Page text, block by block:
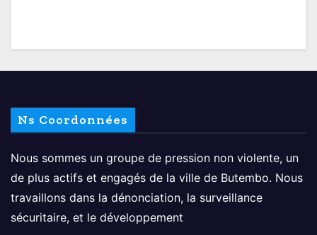
Ns Coordonnées
Nous sommes un groupe de pression non violente, un
de plus actifs et engagés de la ville de Butembo. Nous
travaillons dans la dénonciation, la surveillance
sécuritaire, et le développement